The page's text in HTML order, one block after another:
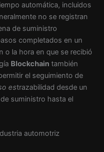
automática, incluidos
no se registran
de suministro
completados en un
o la hora en que se recibió
Blockchain también
el seguimiento de
estrazabilidad desde un
suministro hasta el